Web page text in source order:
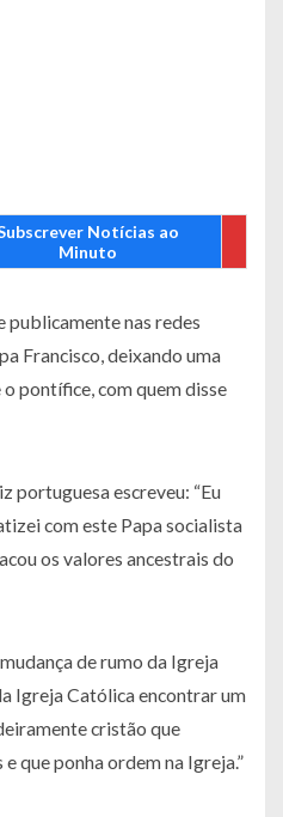
Notícias ao
Minuto
nas redes
Francisco, deixando uma
pontífice, com quem disse
portuguesa escreveu: “Eu
com este Papa socialista
os valores ancestrais do
de rumo da Igreja
Igreja Católica encontrar um
cristão que
que ponha ordem na Igreja.”